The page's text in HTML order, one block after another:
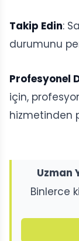
Takip Edin:
durumunu
Profesyonel
için,
hizmetinden
Uzman
Binlerce